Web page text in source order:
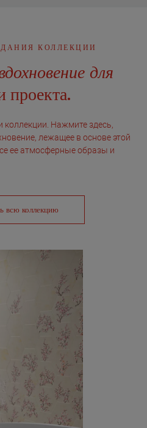
КОЛЛЕКЦИИ
для
проекта.
коллекции. Нажмите здесь,
лежащее в основе этой
ее атмосферные образы и
всю коллекцию